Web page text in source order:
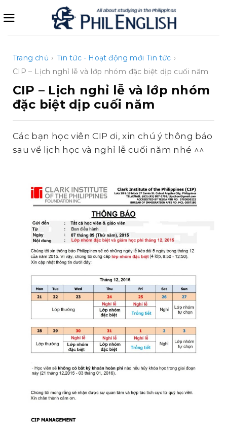
qua
Trang chủ › Tin tức - Hoạt động mới Tin tức ›
CIP – Lịch nghỉ lễ và lớp nhóm đặc biệt dịp cuối năm
CIP – Lịch nghỉ lễ và lớp nhóm
đặc biệt dịp cuối năm
Các bạn học viên CIP ơi, xin chú ý thông báo
sau về lịch học và nghỉ lễ cuối năm nhé ^^